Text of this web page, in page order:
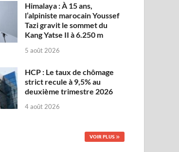
Himalaya : À 15 ans,
l’alpiniste marocain Youssef
Tazi gravit le sommet du
Kang Yatse II à 6.250 m
5 août 2026
HCP : Le taux de chômage
strict recule à 9,5% au
deuxième trimestre 2026
4 août 2026
VOIR PLUS